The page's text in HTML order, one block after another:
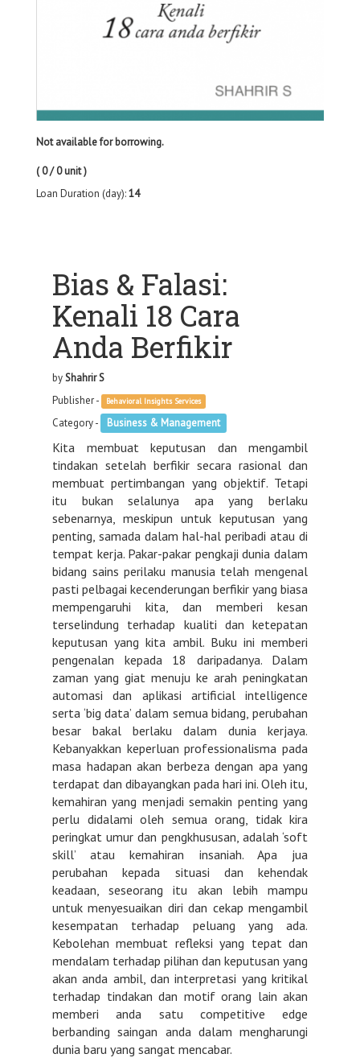
Not available for borrowing.
( 0 / 0 unit )
Loan Duration (day):14
Bias & Falasi:
Kenali 18 Cara
Anda Berfikir
byShahrir S
Publisher -
Behavioral Insights Services
Category - Business & Management
Kita membuat keputusan dan mengambil
tindakan setelah berfikir secara rasional dan
membuat pertimbangan yang objektif. Tetapi
itu bukan selalunya apa yang berlaku
sebenarnya, meskipun untuk keputusan yang
penting, samada dalam hal-hal peribadi atau di
tempat kerja. Pakar-pakar pengkaji dunia dalam
bidang sains perilaku manusia telah mengenal
pasti pelbagai kecenderungan berfikir yang biasa
mempengaruhi kita, dan memberi kesan
terselindung terhadap kualiti dan ketepatan
keputusan yang kita ambil. Buku ini memberi
pengenalan kepada 18 daripadanya. Dalam
zaman yang giat menuju ke arah peningkatan
automasi dan aplikasi artificial intelligence
serta ‘big data’ dalam semua bidang, perubahan
besar bakal berlaku dalam dunia kerjaya.
Kebanyakkan keperluan professionalisma pada
masa hadapan akan berbeza dengan apa yang
terdapat dan dibayangkan pada hari ini. Oleh itu,
kemahiran yang menjadi semakin penting yang
perlu didalami oleh semua orang, tidak kira
peringkat umur dan pengkhususan, adalah ‘soft
skill’ atau kemahiran insaniah. Apa jua
perubahan kepada situasi dan kehendak
keadaan, seseorang itu akan lebih mampu
untuk menyesuaikan diri dan cekap mengambil
kesempatan terhadap peluang yang ada.
Kebolehan membuat refleksi yang tepat dan
mendalam terhadap pilihan dan keputusan yang
akan anda ambil, dan interpretasi yang kritikal
terhadap tindakan dan motif orang lain akan
memberi anda satu competitive edge
berbanding saingan anda dalam mengharungi
dunia baru yang sangat mencabar.